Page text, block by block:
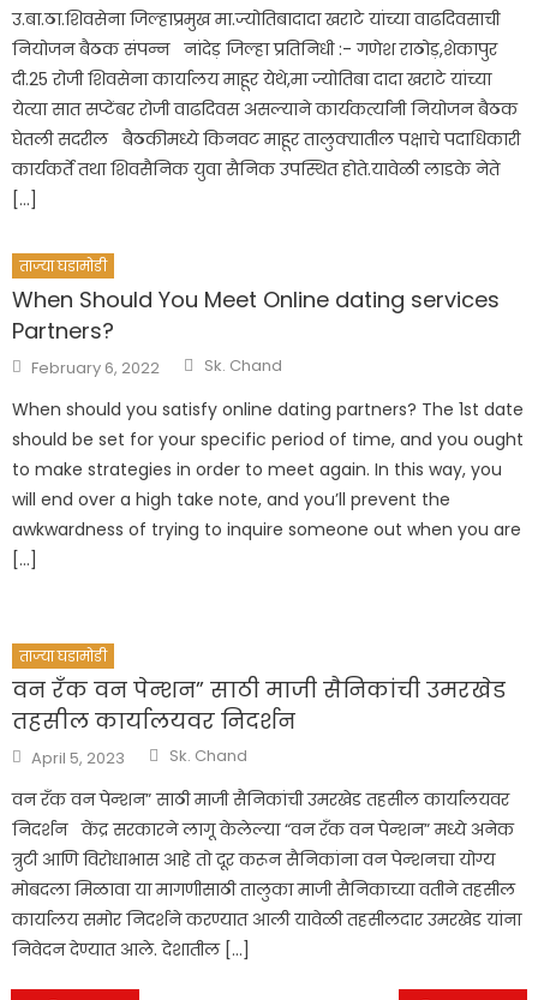
उ.बा.ठा.शिवसेना जिल्हाप्रमुख मा.ज्योतिबादादा खराटे यांच्या वाढदिवसाची
नियोजन बैठक संपन्न नांदेड़ जिल्हा प्रतिनिधी :- गणेश राठोड़,शेकापुर
दी.25 रोजी शिवसेना कार्यालय माहूर येथे,मा ज्योतिबा दादा खराटे यांच्या
येत्या सात सप्टेंबर रोजी वाढदिवस असल्याने कार्यकर्त्यांनी नियोजन बैठक
घेतली सदरील बैठकीमध्ये किनवट माहूर तालुक्यातील पक्षाचे पदाधिकारी
कार्यकर्ते तथा शिवसैनिक युवा सैनिक उपस्थित होते.यावेळी लाडके नेते
[…]
ताज्या घडामोडी
When Should You Meet Online dating services
Partners?
Posted
on
February 6, 2022 Author
Sk. Chand
When should you satisfy online dating partners? The 1st date
should be set for your specific period of time, and you ought
to make strategies in order to meet again. In this way, you
will end over a high take note, and you’ll prevent the
awkwardness of trying to inquire someone out when you are
[…]
ताज्या घडामोडी
वन रँक वन पेन्शन” साठी माजी सैनिकांची उमरखेड
तहसील कार्यालयवर निदर्शन
Posted
on
April 5, 2023 Author
Sk. Chand
वन रँक वन पेन्शन” साठी माजी सैनिकांची उमरखेड तहसील कार्यालयवर
निदर्शन केंद्र सरकारने लागू केलेल्या “वन रँक वन पेन्शन” मध्ये अनेक
त्रुटी आणि विरोधाभास आहे तो दूर करून सैनिकांना वन पेन्शनचा योग्य
मोबदला मिळावा या मागणीसाठी तालुका माजी सैनिकाच्या वतीने तहसील
कार्यालय समोर निदर्शने करण्यात आली यावेळी तहसीलदार उमरखेड यांना
निवेदन देण्यात आले. देशातील […]